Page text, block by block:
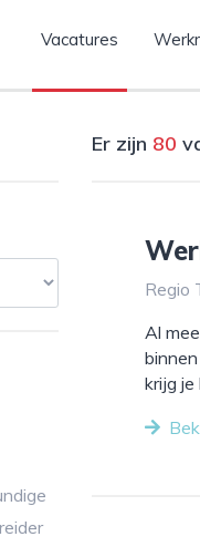
Vacatures
Er zijn 80
Regio
Al
krijg je